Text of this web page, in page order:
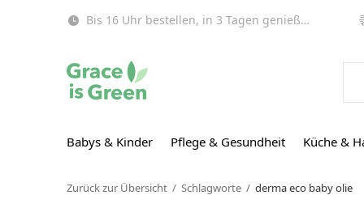
Babys & Kinder Pflege & Gesundheit Küche &
Bis 16 Uhr bestellen, in 3 Tagen genießen (EU)!
Zurück zur Übersicht Schlagworte derma eco baby olie